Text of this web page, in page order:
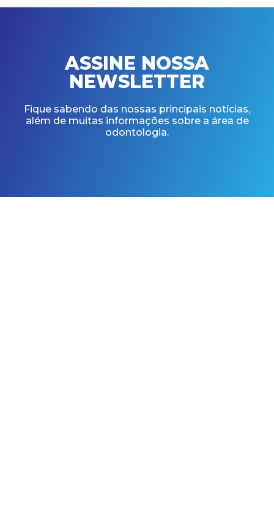
ASSINE NOSSA
NEWSLETTER
Fique sabendo das nossas principais notícias,
além de muitas informações sobre a área de
odontologia.